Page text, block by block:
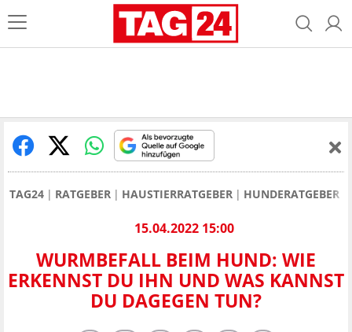
TAG24 RATGEBER HAUSTIERRATGEBER HUNDERATGEBER
15.04.2022 15:00
WURMBEFALL BEIM HUND: WIE
ERKENNST DU IHN UND WAS KANNST
DU DAGEGEN TUN?